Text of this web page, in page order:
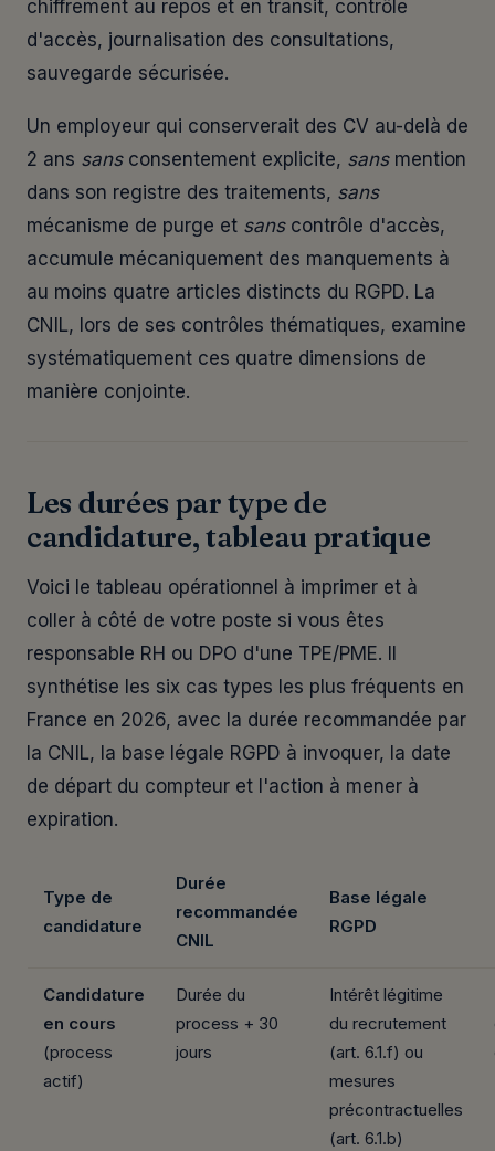
chiffrement au repos et en transit, contrôle
d'accès, journalisation des consultations,
sauvegarde sécurisée.
Un employeur qui conserverait des CV au-delà de
2 ans sansconsentement explicite, sansmention
dans son registre des traitements, sans
mécanisme de purge et sanscontrôle d'accès,
accumule mécaniquement des manquements à
au moins quatre articles distincts du RGPD. La
CNIL, lors de ses contrôles thématiques, examine
systématiquement ces quatre dimensions de
manière conjointe.
Les durées par type de
candidature, tableau pratique
Voici le tableau opérationnel à imprimer et à
coller à côté de votre poste si vous êtes
responsable RH ou DPO d'une TPE/PME. Il
synthétise les six cas types les plus fréquents en
France en 2026, avec la durée recommandée par
la CNIL, la base légale RGPD à invoquer, la date
de départ du compteur et l'action à mener à
expiration.
Type de
candidature
Durée
recommandée
CNIL
Base légale
RGPD
Candidature
en cours
(process
actif)
Durée du
process + 30
jours
Intérêt légitime
du recrutement
(art. 6.1.f) ou
mesures
précontractuelles
(art. 6.1.b)